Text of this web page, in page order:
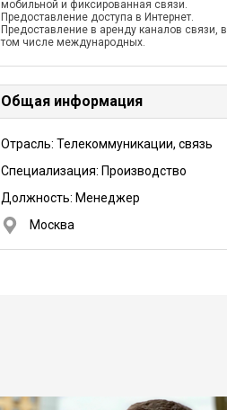
мобильной и фиксированная связи.
Предоставление доступа в Интернет.
Предоставление в аренду каналов связи, в
том числе международных.
Общая информация
Отрасль: Телекоммуникации, связь
Специализация: Производство
Должность: Менеджер
Москва